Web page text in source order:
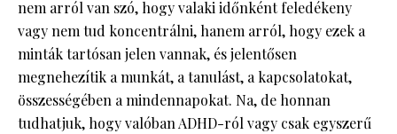
nem arról van szó, hogy valaki időnként feledékeny
vagy nem tud koncentrálni, hanem arról, hogy ezek a
minták tartósan jelen vannak, és jelentősen
megnehezítik a munkát, a tanulást, a kapcsolatokat,
összességében a mindennapokat. Na, de honnan
tudhatjuk, hogy valóban ADHD-ról vagy csak egyszerű